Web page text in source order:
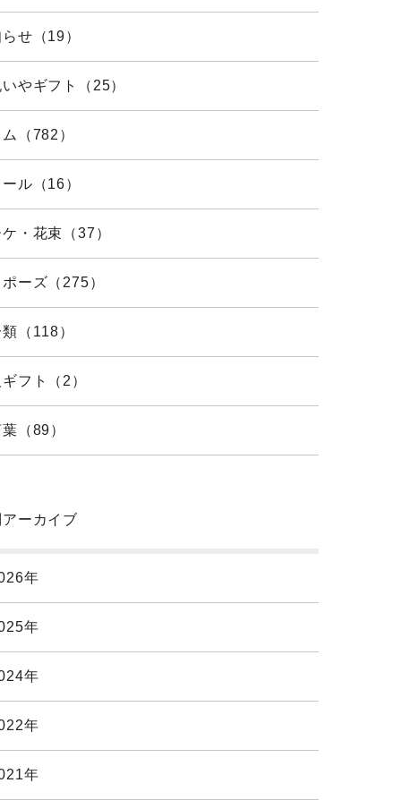
せ（19）
やギフト（25）
（782）
ル（16）
・花束（37）
ーズ（275）
（118）
フト（2）
（89）
ーカイブ
年
年
年
年
年